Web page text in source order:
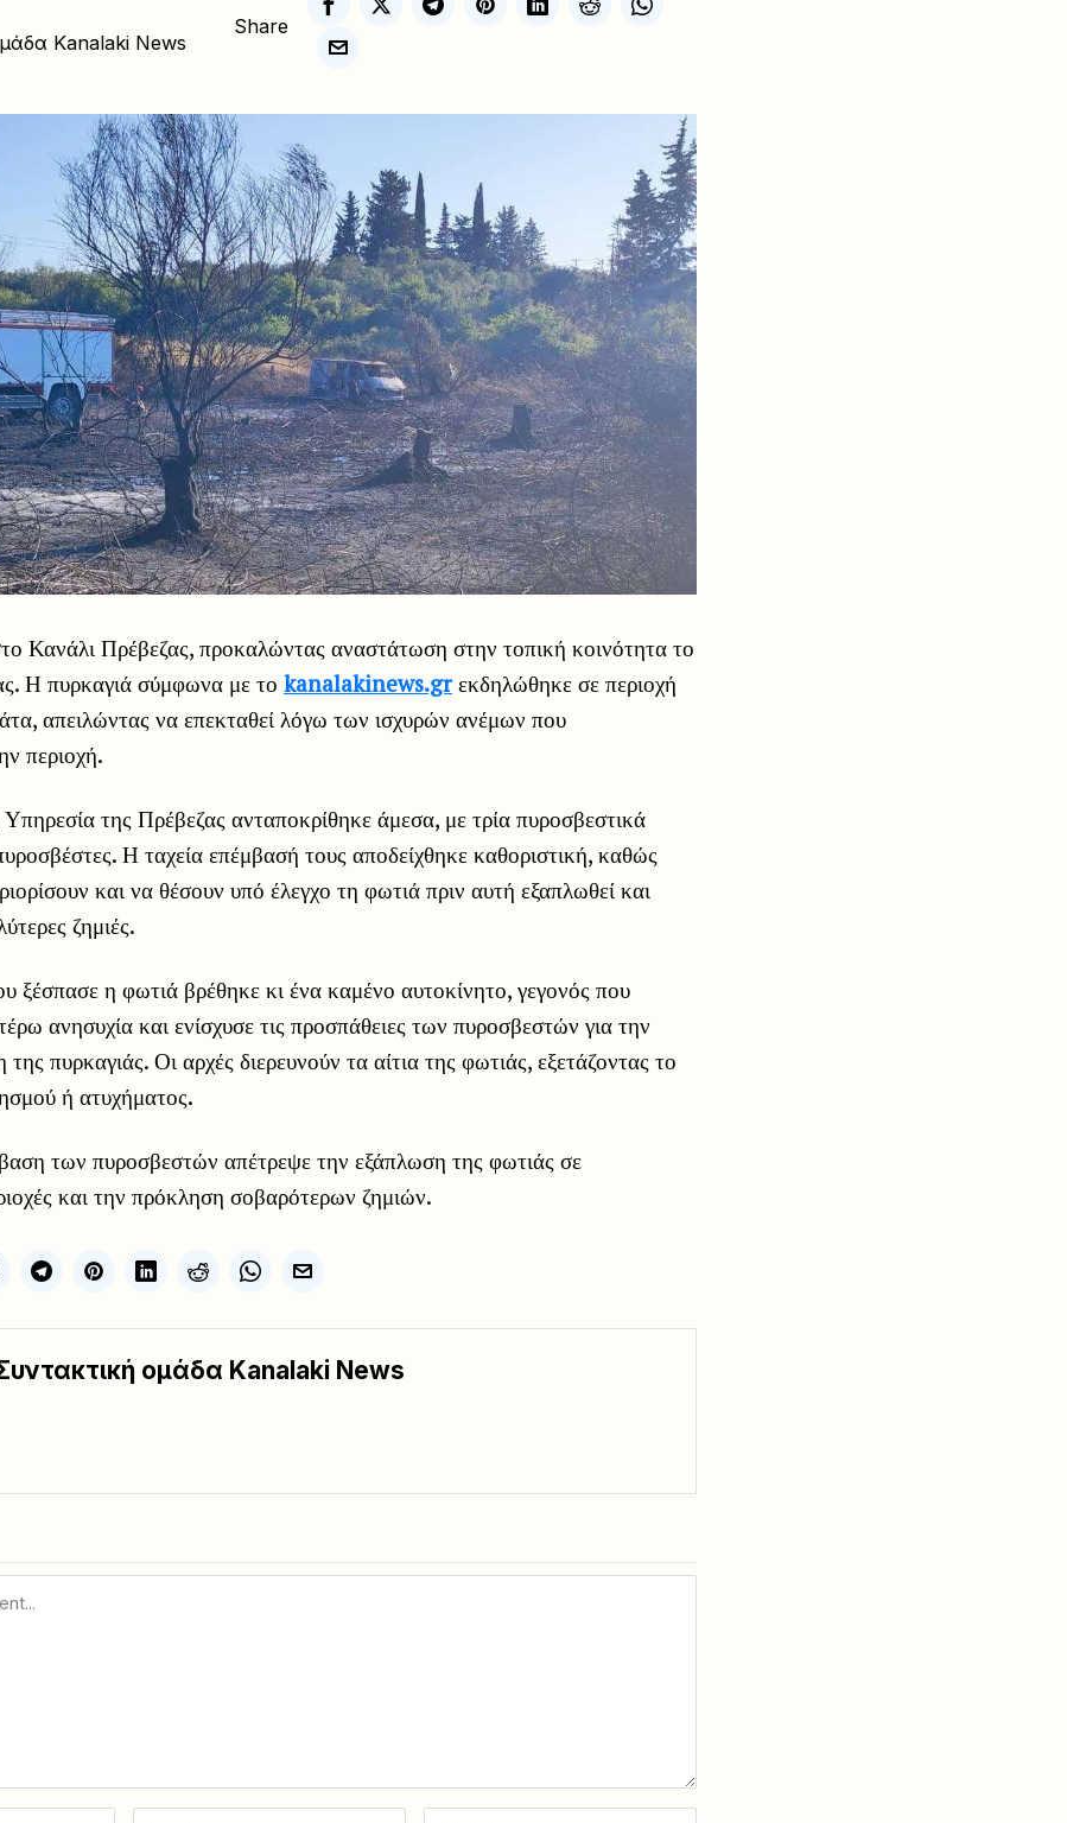
Kanalaki News
Share
Κανάλι Πρέβεζας, προκαλώντας αναστάτωση στην τοπική κοινότητα το
Η πυρκαγιά σύμφωνα με το kanalakinews.grεκδηλώθηκε σε περιοχή
απειλώντας να επεκταθεί λόγω των ισχυρών ανέμων που
περιοχή.
της Πρέβεζας ανταποκρίθηκε άμεσα, με τρία πυροσβεστικά
Η ταχεία επέμβασή τους αποδείχθηκε καθοριστική, καθώς
και να θέσουν υπό έλεγχο τη φωτιά πριν αυτή εξαπλωθεί και
ζημιές.
ξέσπασε η φωτιά βρέθηκε κι ένα καμένο αυτοκίνητο, γεγονός που
ανησυχία και ενίσχυσε τις προσπάθειες των πυροσβεστών για την
πυρκαγιάς. Οι αρχές διερευνούν τα αίτια της φωτιάς, εξετάζοντας το
ή ατυχήματος.
των πυροσβεστών απέτρεψε την εξάπλωση της φωτιάς σε
και την πρόκληση σοβαρότερων ζημιών.
ομάδα Kanalaki News